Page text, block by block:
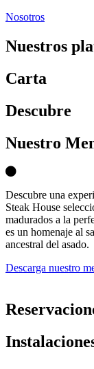
Nosotros
Nuestros
Carta
Descubre
Nuestro
Descubre una
Steak House
madurados a la
es un homenaje al
ancestral del asado.
Descarga nuestro